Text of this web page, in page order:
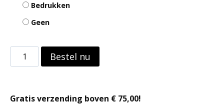
Bedrukken
Geen
ID.202
Crewneck
aantal
Bestel nu
Gratis verzending boven € 75,00!